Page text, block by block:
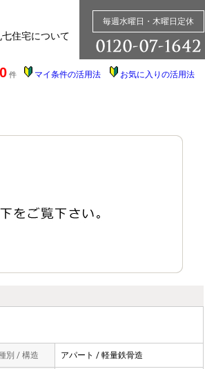
七住宅について
毎週水曜日・木曜日定休
0 件 マイ条件の活用法 お気に入りの活用法
別 / 構造 アパート / 軽量鉄骨造